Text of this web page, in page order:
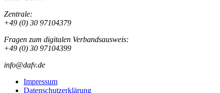
Zentrale:
+49 (0) 30 97104379
Fragen zum digitalen Verbandsausweis:
+49 (0) 30 97104399
info@dafv.de
Impressum
Datenschutzerklärung